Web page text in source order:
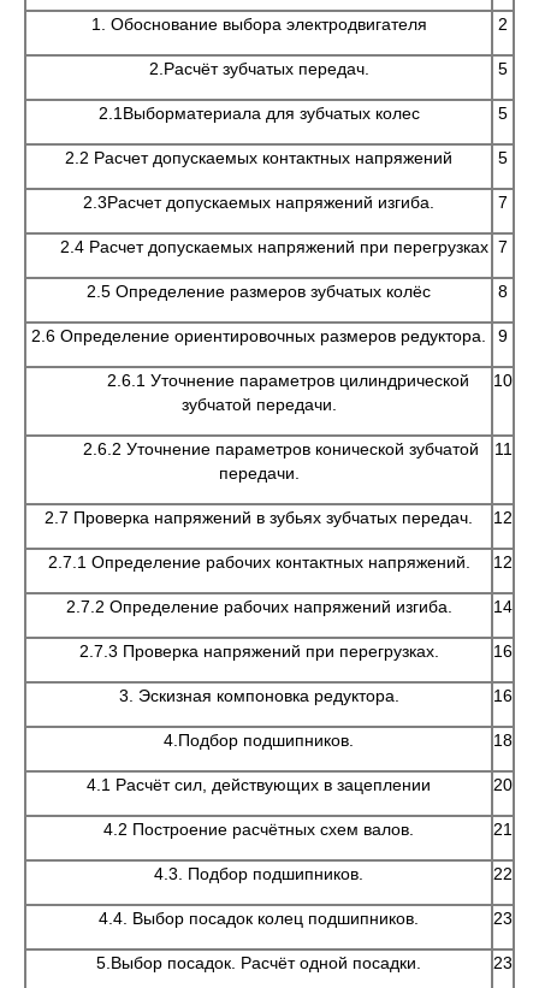
1. Обоснование выбора электродвигателя 2
2.Расчёт зубчатых передач. 5
2.1Выборматериала для зубчатых колес 5
2.2 Расчет допускаемых контактных напряжений 5
2.3Расчет допускаемых напряжений изгиба. 7
2.4 Расчет допускаемых напряжений при перегрузках 7
2.5 Определение размеров зубчатых колёс 8
2.6 Определение ориентировочных размеров редуктора. 9
2.6.1 Уточнение параметров цилиндрической
зубчатой передачи.
10
2.6.2 Уточнение параметров конической зубчатой
передачи.
11
2.7 Проверка напряжений в зубьях зубчатых передач. 12
2.7.1 Определение рабочих контактных напряжений. 12
2.7.2 Определение рабочих напряжений изгиба. 14
2.7.3 Проверка напряжений при перегрузках. 16
3. Эскизная компоновка редуктора. 16
4.Подбор подшипников. 18
4.1 Расчёт сил, действующих в зацеплении 20
4.2 Построение расчётных схем валов. 21
4.3. Подбор подшипников. 22
4.4. Выбор посадок колец подшипников. 23
5.Выбор посадок. Расчёт одной посадки. 23